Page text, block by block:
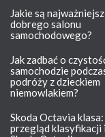
Jakie są
dobrego salonu
samochodowego?
Jak zadbać o
samochodzie
podróży z dzieckiem
niemowlakiem?
Skoda Octavia klasa:
przegląd klasyfikacji